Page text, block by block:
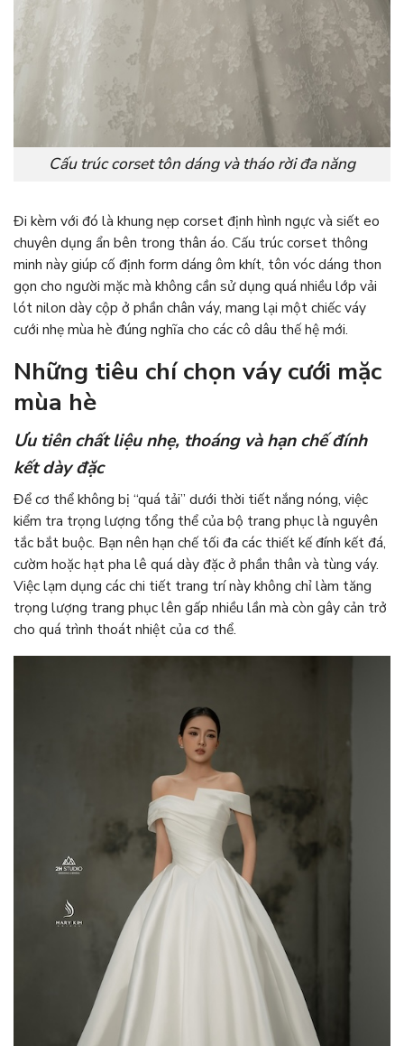
Cấu trúc corset tôn dáng và tháo rời đa năng
Đi kèm với đó là khung nẹp corset định hình ngực và siết eo
chuyên dụng ẩn bên trong thân áo. Cấu trúc corset thông
minh này giúp cố định form dáng ôm khít, tôn vóc dáng thon
gọn cho người mặc mà không cần sử dụng quá nhiều lớp vải
lót nilon dày cộp ở phần chân váy, mang lại một chiếc váy
cưới nhẹ mùa hè đúng nghĩa cho các cô dâu thế hệ mới.
Những tiêu chí chọn váy cưới mặc
mùa hè
Ưu tiên chất liệu nhẹ, thoáng và hạn chế đính
kết dày đặc
Để cơ thể không bị “quá tải” dưới thời tiết nắng nóng, việc
kiểm tra trọng lượng tổng thể của bộ trang phục là nguyên
tắc bắt buộc. Bạn nên hạn chế tối đa các thiết kế đính kết đá,
cườm hoặc hạt pha lê quá dày đặc ở phần thân và tùng váy.
Việc lạm dụng các chi tiết trang trí này không chỉ làm tăng
trọng lượng trang phục lên gấp nhiều lần mà còn gây cản trở
cho quá trình thoát nhiệt của cơ thể.